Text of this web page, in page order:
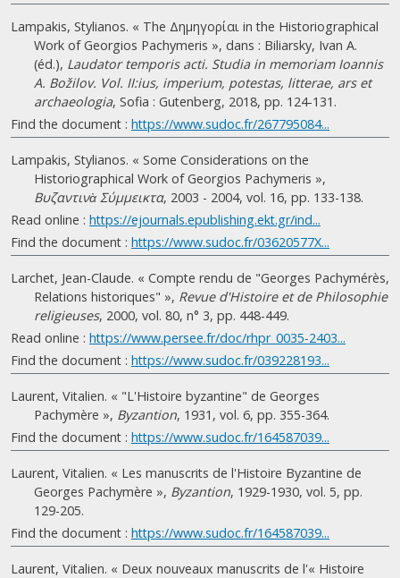
Lampakis, Stylianos. « The Δημηγορίαι in the Historiographical
Work of Georgios Pachymeris », dans : Biliarsky, Ivan A.
(éd.), Laudator temporis acti. Studia in memoriam Ioannis
A. Božilov. Vol. II:ius, imperium, potestas, litterae, ars et
archaeologia, Sofia : Gutenberg, 2018, pp. 124-131.
Find the document : https://www.sudoc.fr/267795084...
Lampakis, Stylianos. « Some Considerations on the
Historiographical Work of Georgios Pachymeris »,
Bυζαντινὰ Σύμμεικτα, 2003 - 2004, vol. 16, pp. 133-138.
Read online : https://ejournals.epublishing.ekt.gr/ind...
Find the document : https://www.sudoc.fr/03620577X...
Larchet, Jean-Claude. « Compte rendu de "Georges Pachymérès,
Relations historiques" », Revue d'Histoire et de Philosophie
religieuses, 2000, vol. 80, n° 3, pp. 448-449.
Read online : https://www.persee.fr/doc/rhpr_0035-2403...
Find the document : https://www.sudoc.fr/039228193...
Laurent, Vitalien. « "L'Histoire byzantine" de Georges
Pachymère », Byzantion, 1931, vol. 6, pp. 355-364.
Find the document : https://www.sudoc.fr/164587039...
Laurent, Vitalien. « Les manuscrits de l'Histoire Byzantine de
Georges Pachymère », Byzantion, 1929-1930, vol. 5, pp.
129-205.
Find the document : https://www.sudoc.fr/164587039...
Laurent, Vitalien. « Deux nouveaux manuscrits de l'« Histoire